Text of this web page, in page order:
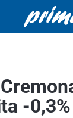
-0,3%